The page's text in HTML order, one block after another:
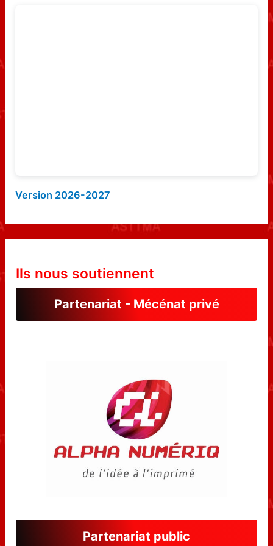
Version 2026-2027
Ils nous soutiennent
Partenariat - Mécénat privé
Partenariat public